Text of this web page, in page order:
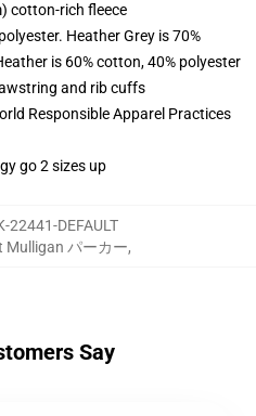
cotton-rich fleece
Heather Grey is 70%
is 60% cotton, 40% polyester
and rib cuffs
Responsible Apparel Practices
go 2 sizes up
22441-DEFAULT
Mulligan パーカー,
Say